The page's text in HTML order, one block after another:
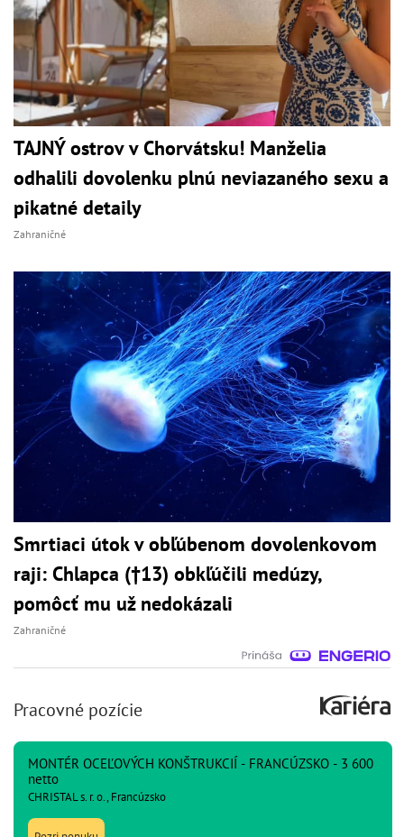
TAJNÝ ostrov v Chorvátsku! Manželia
odhalili dovolenku plnú neviazaného sexu a
pikatné detaily
Zahraničné
Smrtiaci útok v obľúbenom dovolenkovom
raji: Chlapca (†13) obkľúčili medúzy,
pomôcť mu už nedokázali
Zahraničné
Pracovné pozície
MONTÉR OCEĽOVÝCH KONŠTRUKCIÍ - FRANCÚZSKO - 3 600
netto
CHRISTAL s. r. o., Francúzsko